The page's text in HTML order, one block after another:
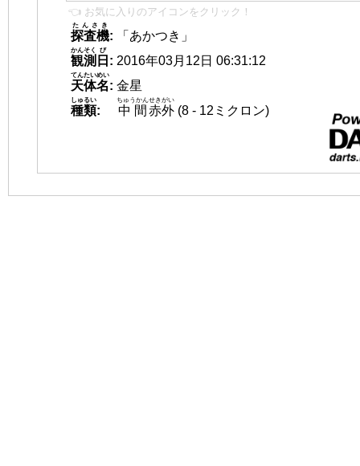
👈 お気に入りのアイコンをクリック！
探査機
たんさき
:
「あかつき」
観測
かんそく
日
び
: 2016年03月12日 06:31:12
天体名
てんたいめい
: 金星
種類
しゅるい
: 中間
ちゅうかん
赤外
せきがい
(8 - 12ミクロン)